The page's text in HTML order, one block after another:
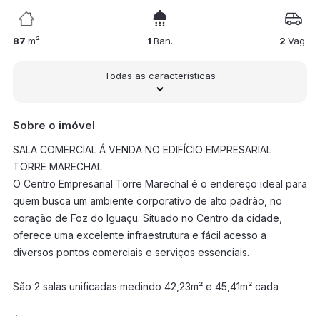
87 m² 1 Ban. 2Vag.
Todas as características
Sobre o imóvel
SALA COMERCIAL Á VENDA NO EDIFÍCIO EMPRESARIAL
TORRE MARECHAL
O Centro Empresarial Torre Marechal é o endereço ideal para
quem busca um ambiente corporativo de alto padrão, no
coração de Foz do Iguaçu. Situado no Centro da cidade,
oferece uma excelente infraestrutura e fácil acesso a
diversos pontos comerciais e serviços essenciais.
São 2 salas unificadas medindo 42,23m² e 45,41m² cada